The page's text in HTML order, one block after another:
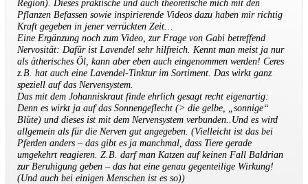
Region). Dieses praktische und auch theoretische mich mit den
Pflanzen Befassen sowie inspirierende Videos dazu haben mir richtig
Kraft gegeben in jener verrückten Zeit…
Eine Ergänzung noch zum Video, zur Frage von Gabi betreffend
Nervosität: Dafür ist Lavendel sehr hilfreich. Kennt man meist ja nur
als ätherisches Öl, kann aber eben auch eingenommen werden! Ceres
z.B. hat auch eine Lavendel-Tinktur im Sortiment. Das wirkt ganz
speziell auf das Nervensystem.
Das mit dem Johanniskraut finde ehrlich gesagt recht eigenartig:
Denn es wirkt ja auf das Sonnengeflecht (> die gelbe, „sonnige“
Blüte) und dieses ist mit dem Nervensystem verbunden..Und es wird
allgemein als für die Nerven gut angegeben. (Vielleicht ist das bei
Pferden anders – das gibt es ja manchmal, dass Tiere gerade
umgekehrt reagieren. Z.B. darf man Katzen auf keinen Fall Baldrian
zur Beruhigung geben – das hat eine genau gegenteilige Wirkung!
(Und auch bei einigen Menschen ist es so))